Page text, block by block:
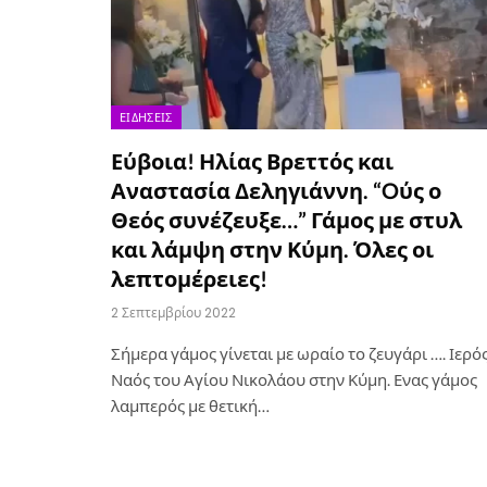
ΕΙΔΉΣΕΙΣ
Εύβοια! Ηλίας Βρεττός και
Αναστασία Δεληγιάννη. “Oύς ο
Θεός συνέζευξε…” Γάμος με στυλ
και λάμψη στην Κύμη. Όλες οι
λεπτομέρειες!
2 Σεπτεμβρίου 2022
Σήμερα γάμος γίνεται με ωραίο το ζευγάρι ….
Ναός του Αγίου Νικολάου στην Κύμη. Ενας γάμος
λαμπερός με θετική…